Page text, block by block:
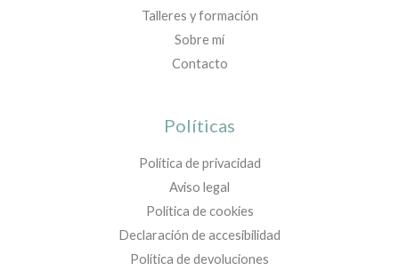
Talleres y formación
Sobre mí
Contacto
Políticas
Política de privacidad
Aviso legal
Política de cookies
Declaración de accesibilidad
Política de devoluciones